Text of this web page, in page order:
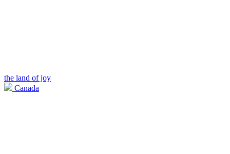
the land of joy
Canada